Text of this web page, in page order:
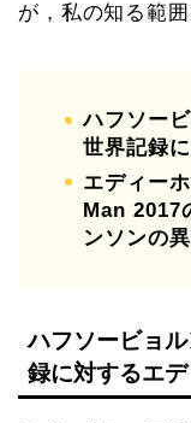
が，私の知る範
ハフソー
世界記録
エディー
Man 2017
ンソンの
ハフソービョ
録に対するエ